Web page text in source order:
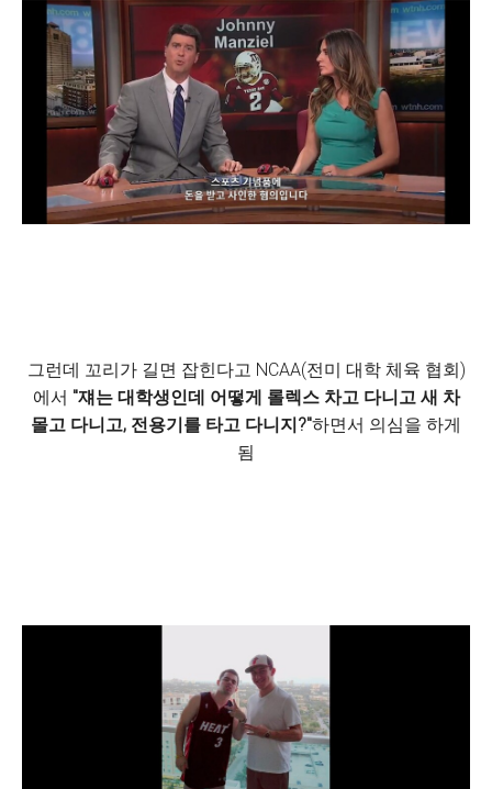
그런데 꼬리가 길면 잡힌다고 NCAA(전미 대학 체육 협회)
에서 "쟤는 대학생인데 어떻게 롤렉스 차고 다니고 새 차
몰고 다니고, 전용기를 타고 다니지?"하면서 의심을 하게
됨